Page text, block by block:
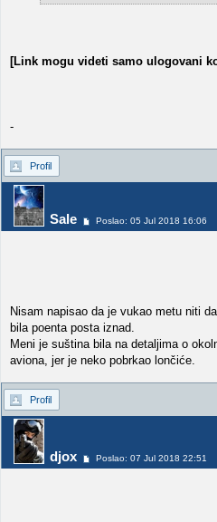
[Link mogu videti samo ulogovani
-
Profil
Sale Poslao: 05 Jul 2018 16:06
Nisam napisao da je vukao metu niti
bila poenta posta iznad.
Meni je suština bila na detaljima o
aviona, jer je neko pobrkao lončiće.
Profil
djox Poslao: 07 Jul 2018 22:51